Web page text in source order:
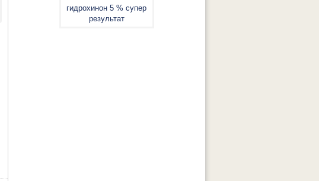
гидрохинон 5 % супер
результат